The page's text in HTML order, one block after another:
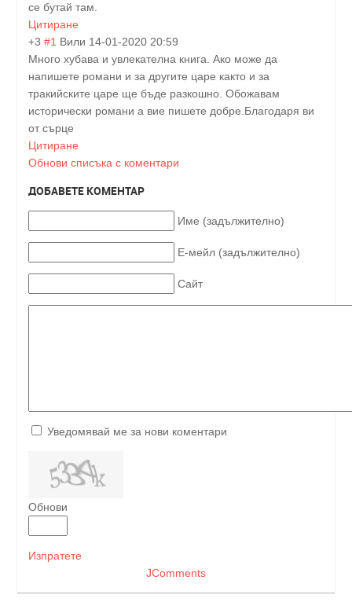
се бутай там.
Цитиране
+3 #1 Вили 14-01-2020 20:59
Много хубава и увлекателна книга. Ако може да
напишете романи и за другите царе както и за
тракийските царе ще бъде разкошно. Обожавам
исторически романи а вие пишете добре.Благодаря ви
от сърце
Цитиране
Обнови списъка с коментари
ДОБАВЕТЕ КОМЕНТАР
Име (задължително)
Е-мейл (задължително)
Сайт
Уведомявай ме за нови коментари
Обнови
Изпратете
JComments